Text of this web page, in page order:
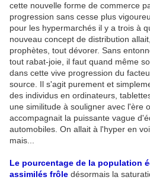
cette nouvelle forme de commerce
progression sans cesse plus
pour les hypermarchés il y a trois à
nouveau concept de distribution
prophètes, tout dévorer. Sans
tout rabat-joie, il faut quand même
dans cette vive progression du
source. Il s'agit purement et
des individus en ordinateurs,
une similitude à souligner avec l'ère
accompagnait la puissante vague
automobiles. On allait à l'hyper en
mais...
Le pourcentage de la population
assimilés frôle désormais la